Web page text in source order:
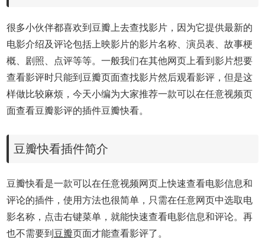
很多小伙伴都喜欢到豆瓣上去查找影片，因为它提供最新的
电影介绍及评论包括上映影片的影片名称、演员表、故事梗
概、剧照、点评等等。一般我们在其他网页上看到影片想要
查看影评时只能到豆瓣页面查找影片然后观看影评，但是这
样做比较麻烦，今天小编为大家推荐一款可以在任意视频页
面查看豆瓣影评的插件豆瓣快看。
豆瓣快看插件简介
豆瓣快看是一款可以在任意视频网页上快速查看电影信息和
评论的插件，使用方法也很简单，只需在任意网页中选取电
影名称，点击右键菜单，就能快速查看电影信息和评论。再
也不需要到 豆瓣页面才能查看影评了。